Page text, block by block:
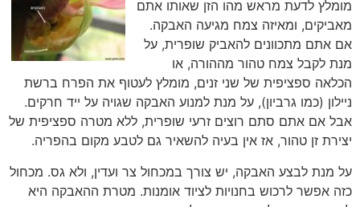
מומלץ לדעת מראש מהו הזן שאותו אתם
מאביקים, ומאיזה צמח מגיעה האבקה.
אם אתם מתכוונים להאביק שופרית, על
מנת לקבל צמח טהור מההורה, או
הכלאה ספציפית של שני זנים, מומלץ לעטוף את הפרח ברשת
ניילון (כמו גרביון), על מנת למנוע האבקה שגויה על ייד חרקים.
אבל אם אתם סתם רוצים זרעי שופרית, ללא מטרה ספציפית של
יצירת זן טהור, אז אין בעיה להשאיר גם לטבע מקום בהפריה.
על מנת לבצע האבקה, יש צורך במכחול צר ועדין, ולא גס. מכחול
כזה אפשר לרכוש בחנויות לציוד אומנות. מטרת ההאבקה היא